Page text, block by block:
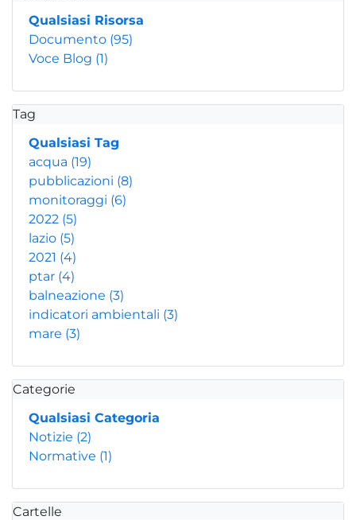
Qualsiasi Risorsa
Documento (95)
Voce Blog (1)
Tag
Qualsiasi Tag
acqua (19)
pubblicazioni (8)
monitoraggi (6)
2022 (5)
lazio (5)
2021 (4)
ptar (4)
balneazione (3)
indicatori ambientali (3)
mare (3)
Categorie
Qualsiasi Categoria
Notizie (2)
Normative (1)
Cartelle